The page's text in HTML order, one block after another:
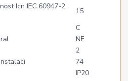
Icn IEC 60947-2
15
C
NE
2
74
IP20